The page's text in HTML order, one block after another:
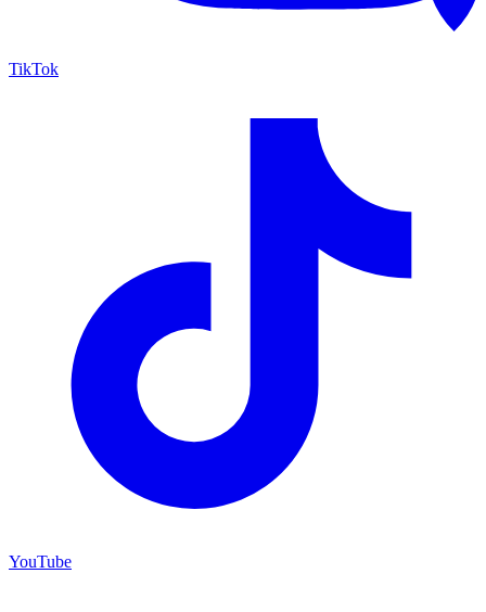
TikTok
YouTube